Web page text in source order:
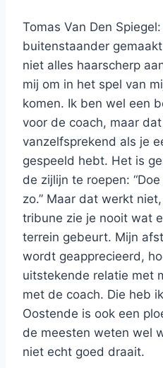
Tomas Van Den
buitenstaander
niet alles haarscherp
mij om in het spel van
komen. Ik ben wel een
voor de coach, maar
vanzelfsprekend als je
gespeeld hebt. Het is
de zijlijn te roepen:
zo.” Maar dat werkt
tribune zie je nooit wat
terrein gebeurt. Mijn
wordt geapprecieerd,
uitstekende relatie met
met de coach. Die heb
Oostende is ook een
de meesten weten wel
niet echt goed draait.